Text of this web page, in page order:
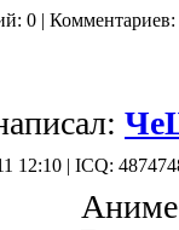
0 | Комментариев:
12:10 | ICQ: